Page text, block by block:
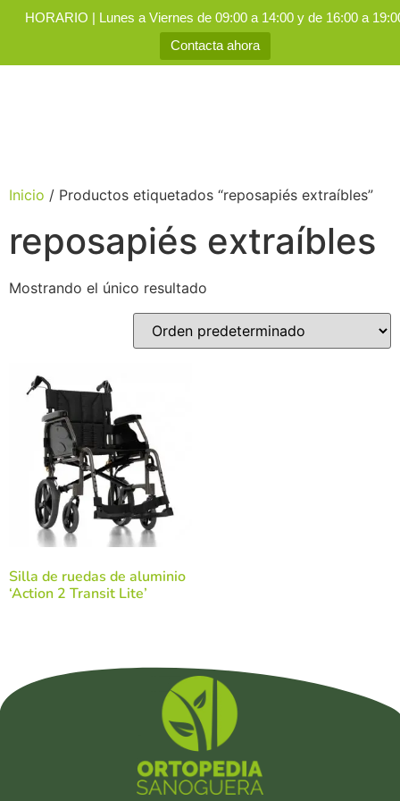
HORARIO | Lunes a Viernes de 09:00 a 14:00 y de 16:00 a
Contacta ahora
Inicio / Productos etiquetados “reposapiés extraíbles”
reposapiés extraíbles
Mostrando el único resultado
Silla de ruedas de aluminio
‘Action 2 Transit Lite’